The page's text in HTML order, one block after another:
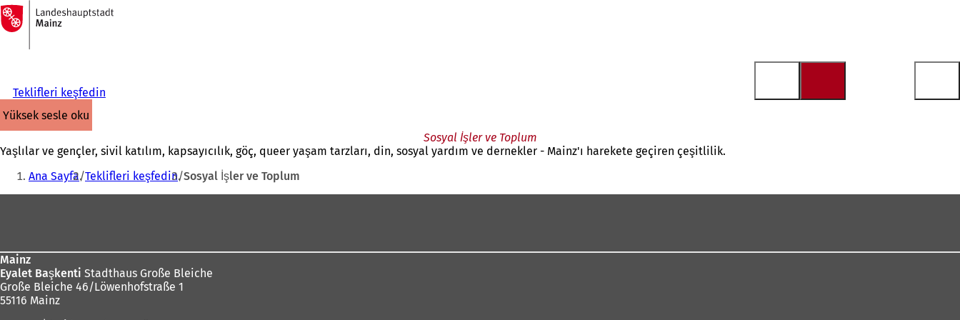
İçeriğe atla
Ana
sayfaya
Teklifleri keşfedin
yüksek sesle oku
Sosyal İşler ve Toplum
Yaşlılar ve gençler, sivil katılım, kapsayıcılık, göç, queer yaşam tarzları, din, sosyal yardım ve dernekler - Mainz'ı harekete geçiren çeşitlilik.
Buradasınız:
Ana Sayfa Teklifleri keşfedin Sosyal İşler ve Toplum
Mainz
Eyalet Başkenti Stadthaus Große Bleiche
Große Bleiche 46/Löwenhofstraße 1
55116 Mainz